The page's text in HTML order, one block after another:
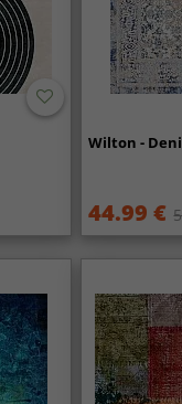
Wilton -
44.99 €